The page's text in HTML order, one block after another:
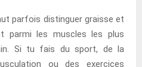
parfois distinguer graisse et
parmi les muscles les plus
Si tu fais du sport, de la
ou des exercices